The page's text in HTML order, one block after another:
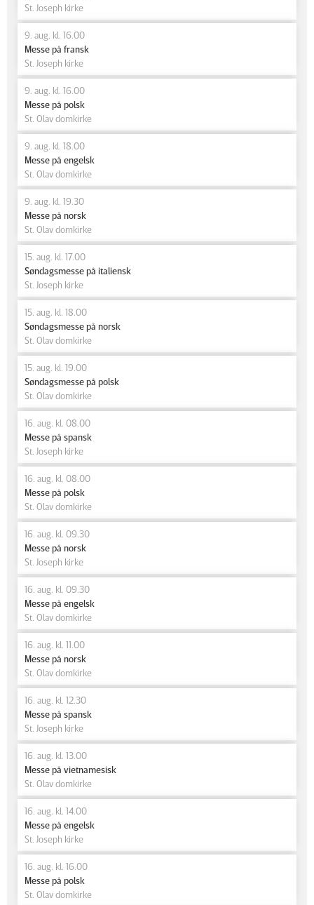
St. Joseph kirke
9. aug. kl. 16.00
Messe på fransk
St. Joseph kirke
9. aug. kl. 16.00
Messe på polsk
St. Olav domkirke
9. aug. kl. 18.00
Messe på engelsk
St. Olav domkirke
9. aug. kl. 19.30
Messe på norsk
St. Olav domkirke
15. aug. kl. 17.00
Søndagsmesse på italiensk
St. Joseph kirke
15. aug. kl. 18.00
Søndagsmesse på norsk
St. Olav domkirke
15. aug. kl. 19.00
Søndagsmesse på polsk
St. Olav domkirke
16. aug. kl. 08.00
Messe på spansk
St. Joseph kirke
16. aug. kl. 08.00
Messe på polsk
St. Olav domkirke
16. aug. kl. 09.30
Messe på norsk
St. Joseph kirke
16. aug. kl. 09.30
Messe på engelsk
St. Olav domkirke
16. aug. kl. 11.00
Messe på norsk
St. Olav domkirke
16. aug. kl. 12.30
Messe på spansk
St. Joseph kirke
16. aug. kl. 13.00
Messe på vietnamesisk
St. Olav domkirke
16. aug. kl. 14.00
Messe på engelsk
St. Joseph kirke
16. aug. kl. 16.00
Messe på polsk
St. Olav domkirke